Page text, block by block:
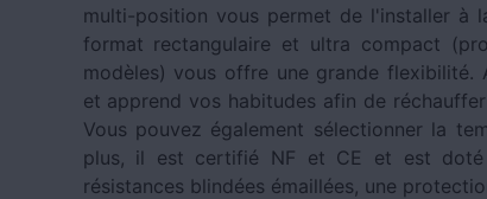
multi-position vous permet de l'installer à
format rectangulaire et ultra compact
modèles) vous offre une grande flexibilité.
et apprend vos habitudes afin de
Vous pouvez également sélectionner la
plus, il est certifié NF et CE et est
résistances blindées émaillées, une